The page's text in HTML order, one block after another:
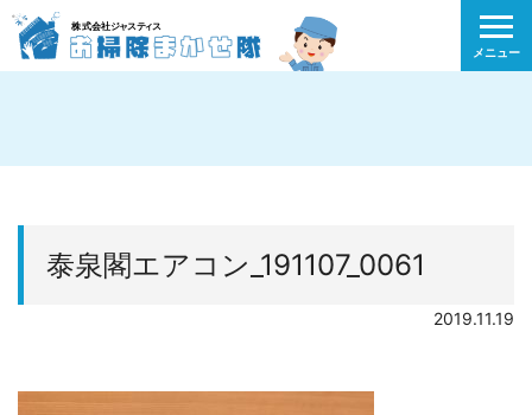
メニュー
泰泉閣エアコン_191107_0061
2019.11.19